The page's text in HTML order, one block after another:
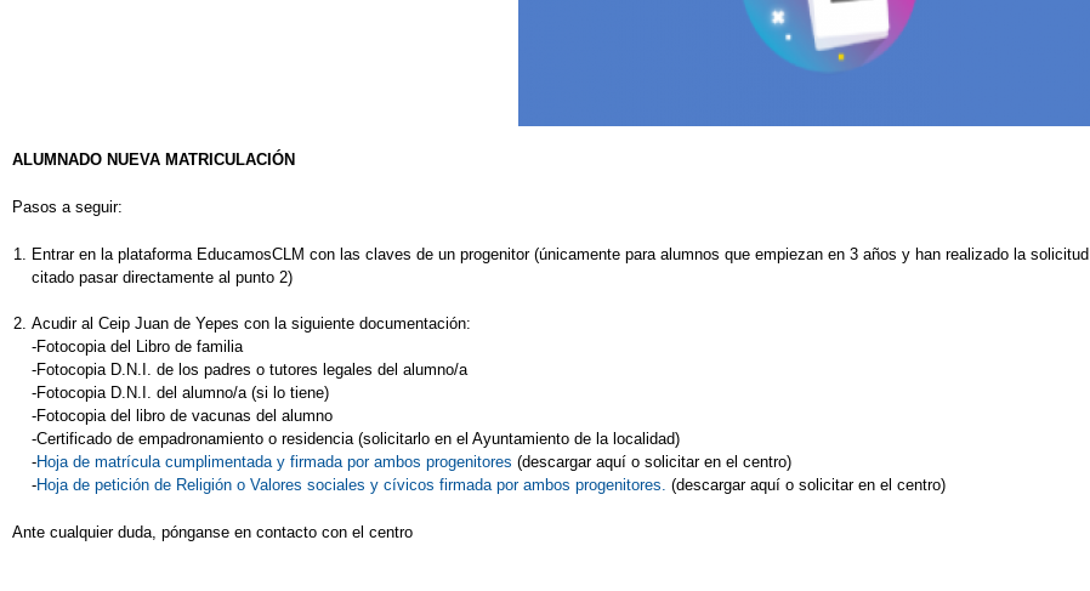
ALUMNADO NUEVA MATRICULACIÓN
Pasos a seguir:
Entrar en la plataforma EducamosCLM con las claves de un progenitor (únicamente para alumnos que empiezan en 3 años y han realizado la
citado pasar directamente al punto 2)
Acudir al Ceip Juan de Yepes con la siguiente documentación:
-Fotocopia del Libro de familia
-Fotocopia D.N.I. de los padres o tutores legales del alumno/a
-Fotocopia D.N.I. del alumno/a (si lo tiene)
-Fotocopia del libro de vacunas del alumno
-Certificado de empadronamiento o residencia (solicitarlo en el Ayuntamiento de la localidad)
-Hoja de matrícula cumplimentada y firmada por ambos progenitores (descargar aquí o solicitar en el centro)
-Hoja de petición de Religión o Valores sociales y cívicos firmada por ambos progenitores. (descargar aquí o solicitar en el centro)
Ante cualquier duda, pónganse en contacto con el centro